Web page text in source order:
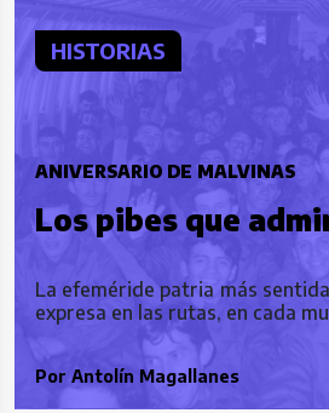
HISTORIAS
ANIVERSARIO DE MALVINAS
Los pibes que
Zorro
La efeméride patria más
expresa en las rutas, en cada
Por Antolín Magallanes